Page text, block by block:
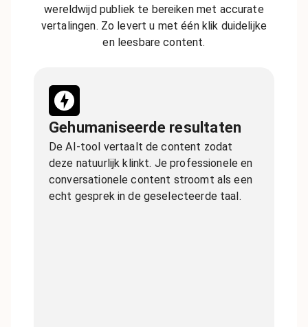
wereldwijd publiek te bereiken met accurate
vertalingen. Zo levert u met één klik duidelijke
en leesbare content.
Gehumaniseerde resultaten
De AI-tool vertaalt de content zodat
deze natuurlijk klinkt. Je professionele en
conversationele content stroomt als een
echt gesprek in de geselecteerde taal.